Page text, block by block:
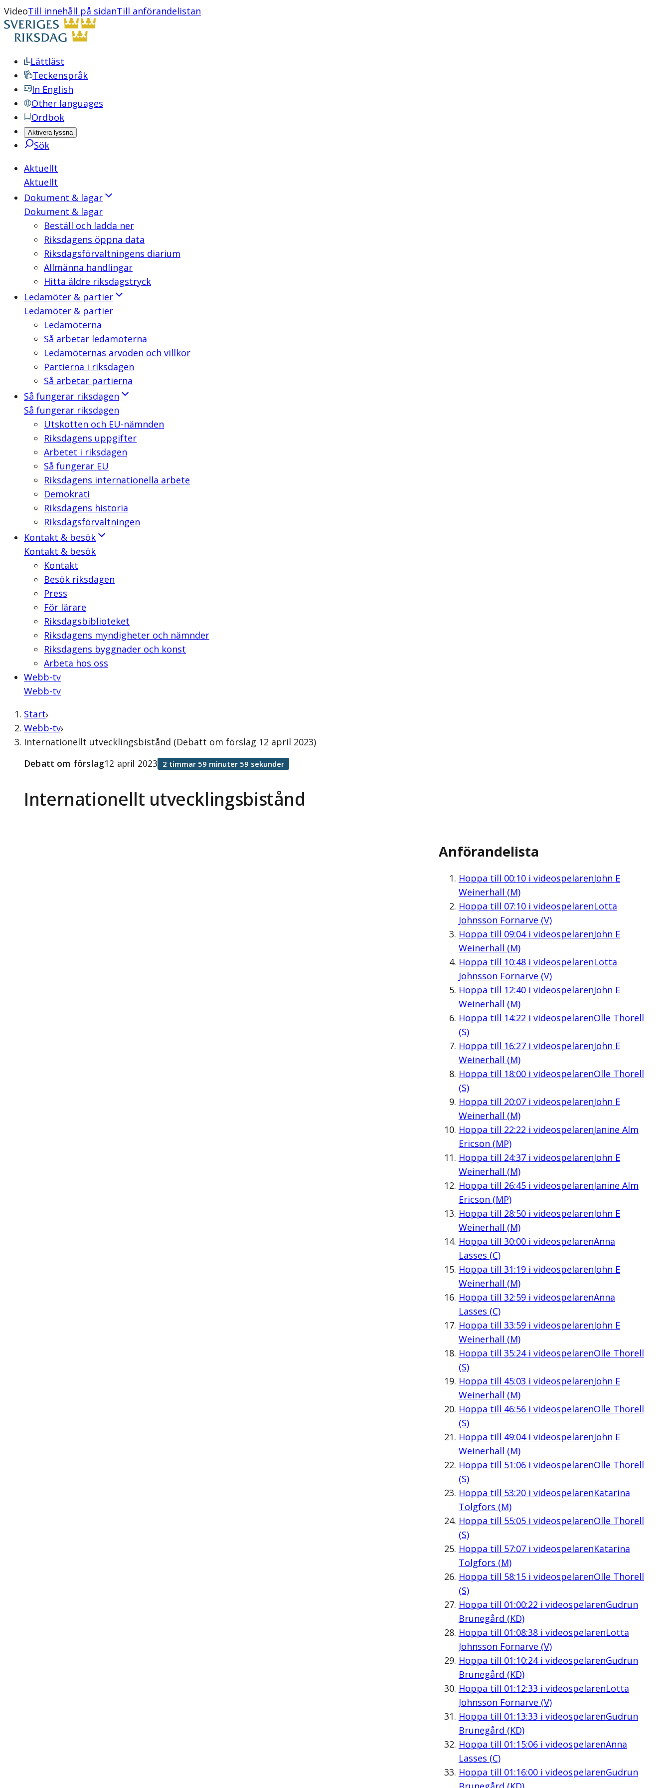
VideoTill innehåll på sidanTill anförandelistan
Lättläst
Teckenspråk
In English
Other languages
Ordbok
Aktivera lyssna
Sök
Aktuellt
Aktuellt
Dokument & lagar
Dokument & lagar
Beställ och ladda ner
Riksdagens öppna data
Riksdagsförvaltningens diarium
Allmänna handlingar
Hitta äldre riksdagstryck
Ledamöter & partier
Ledamöter & partier
Ledamöterna
Så arbetar ledamöterna
Ledamöternas arvoden och villkor
Partierna i riksdagen
Så arbetar partierna
Så fungerar riksdagen
Så fungerar riksdagen
Utskotten och EU-nämnden
Riksdagens uppgifter
Arbetet i riksdagen
Så fungerar EU
Riksdagens internationella arbete
Demokrati
Riksdagens historia
Riksdagsförvaltningen
Kontakt & besök
Kontakt & besök
Kontakt
Besök riksdagen
Press
För lärare
Riksdagsbiblioteket
Riksdagens myndigheter och nämnder
Riksdagens byggnader och konst
Arbeta hos oss
Webb-tv
Webb-tv
Start
Webb-tv
Internationellt utvecklingsbistånd (Debatt om förslag 12 april 2023)
Internationellt utvecklingsbistånd
Debatt om förslag12 april 2023 2 timmar 59 minuter 59 sekunder
Anförandelista
Hoppa till 00:10i videospelarenJohn E
Weinerhall (M)
Hoppa till 07:10i videospelarenLotta
Johnsson Fornarve (V)
Hoppa till 09:04i videospelarenJohn E
Weinerhall (M)
Hoppa till 10:48i videospelarenLotta
Johnsson Fornarve (V)
Hoppa till 12:40i videospelarenJohn E
Weinerhall (M)
Hoppa till 14:22 i videospelarenOlle Thorell
(S)
Hoppa till 16:27i videospelarenJohn E
Weinerhall (M)
Hoppa till 18:00i videospelarenOlle Thorell
(S)
Hoppa till 20:07i videospelarenJohn E
Weinerhall (M)
Hoppa till 22:22 i videospelarenJanine Alm
Ericson (MP)
Hoppa till 24:37i videospelarenJohn E
Weinerhall (M)
Hoppa till 26:45i videospelarenJanine Alm
Ericson (MP)
Hoppa till 28:50i videospelarenJohn E
Weinerhall (M)
Hoppa till 30:00i videospelarenAnna
Lasses (C)
Hoppa till 31:19i videospelarenJohn E
Weinerhall (M)
Hoppa till 32:59i videospelarenAnna
Lasses (C)
Hoppa till 33:59i videospelarenJohn E
Weinerhall (M)
Hoppa till 35:24i videospelarenOlle Thorell
(S)
Hoppa till 45:03 i videospelarenJohn E
Weinerhall (M)
Hoppa till 46:56i videospelarenOlle Thorell
(S)
Hoppa till 49:04i videospelarenJohn E
Weinerhall (M)
Hoppa till 51:06i videospelarenOlle Thorell
(S)
Hoppa till 53:20i videospelarenKatarina
Tolgfors (M)
Hoppa till 55:05i videospelarenOlle Thorell
(S)
Hoppa till 57:07i videospelarenKatarina
Tolgfors (M)
Hoppa till 58:15i videospelarenOlle Thorell
(S)
Hoppa till 01:00:22 i videospelarenGudrun
Brunegård (KD)
Hoppa till 01:08:38i videospelarenLotta
Johnsson Fornarve (V)
Hoppa till 01:10:24i videospelarenGudrun
Brunegård (KD)
Hoppa till 01:12:33 i videospelarenLotta
Johnsson Fornarve (V)
Hoppa till 01:13:33 i videospelarenGudrun
Brunegård (KD)
Hoppa till 01:15:06i videospelarenAnna
Lasses (C)
Hoppa till 01:16:00i videospelarenGudrun